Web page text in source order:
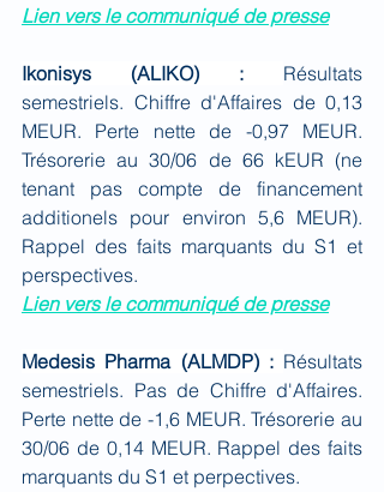
Lien vers le communiqué de presse
Ikonisys (ALIKO) : Résultats
semestriels. Chiffre d'Affaires de 0,13
MEUR. Perte nette de -0,97 MEUR.
Trésorerie au 30/06 de 66 kEUR (ne
tenant pas compte de financement
additionels pour environ 5,6 MEUR).
Rappel des faits marquants du S1 et
perspectives.
Lien vers le communiqué de presse
Medesis Pharma (ALMDP) : Résultats
semestriels. Pas de Chiffre d'Affaires.
Perte nette de -1,6 MEUR. Trésorerie au
30/06 de 0,14 MEUR. Rappel des faits
marquants du S1 et perpectives.